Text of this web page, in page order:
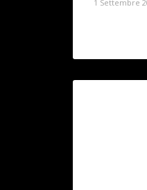
1 Settembre